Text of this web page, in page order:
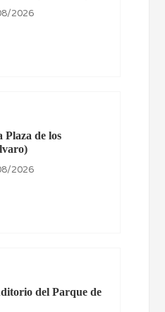
2026
Plaza de los
2026
del Parque de